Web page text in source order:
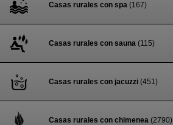
Casas rurales con spa (167)
Casas rurales con sauna (115)
Casas rurales con jacuzzi (451)
Casas rurales con chimenea (2790)